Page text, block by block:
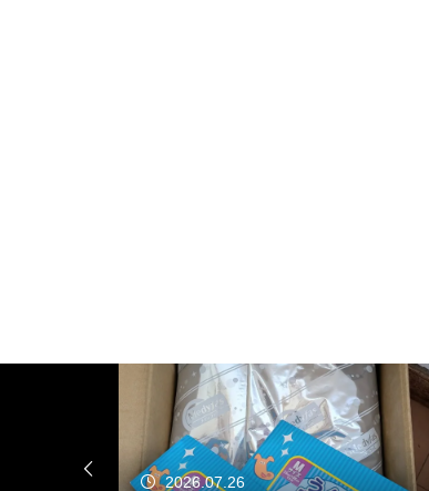
2026.07.26